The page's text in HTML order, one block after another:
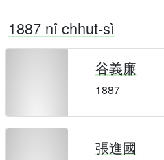
1887 nî chhut-sì
谷義廉
1887
張進國